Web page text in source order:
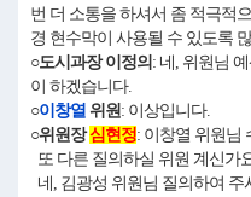
번 더 소통을 하셔서 좀 적극적
경 현수막이 사용될 수 있도록
○도시과장 이정의 : 네, 위원님
이 하겠습니다.
○이창열 위원: 이상입니다.
○위원장심현정: 이창열 위원님
또 다른 질의하실 위원 계신가
네, 김광성 위원님 질의하여 주